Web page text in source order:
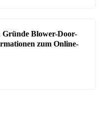
Gründe Blower-Door-
zum Online-